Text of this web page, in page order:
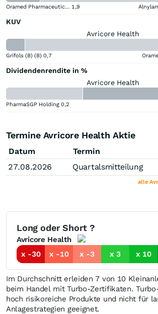
Oramed Pharmaceuticals 1,9
KUV
Avricore Health
Grifols (B) (B) 0,7
Dividendenrendite in %
Avricore Health
PharmaSGP Holding 0,2
Termine Avricore Health Aktie
Datum
Termin
27.08.2026
Quartalsmitteilung
alle
Long oder Short ?
Avricore Health
x -30
x -10 x -3 x 3 x 10
Im Durchschnitt erleiden 7 von 10
beim Handel mit Turbo-Zertifikaten.
hoch risikoreiche Produkte und nicht für
Anlagestrategien geeignet.